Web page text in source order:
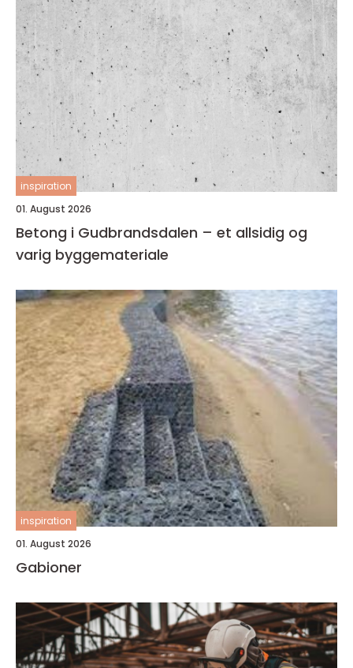
inspiration
01. August 2026
Betong i Gudbrandsdalen – et allsidig og
varig byggemateriale
inspiration
01. August 2026
Gabioner